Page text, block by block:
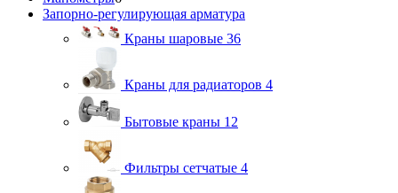
Запорно-регулирующая арматура
Краны шаровые 36
Краны для радиаторов 4
Бытовые краны 12
Фильтры сетчатые 4